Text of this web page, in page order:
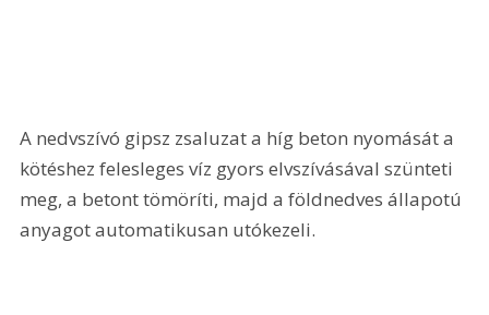
A nedvszívó gipsz zsaluzat a híg beton nyomását a
kötéshez felesleges víz gyors elvszívásával szünteti
meg, a betont tömöríti, majd a földnedves állapotú
anyagot automatikusan utókezeli.